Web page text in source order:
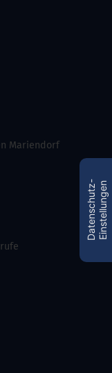
Mariendorf
D
a
t
e
n
s
c
h
u
t
z
-
E
i
n
s
t
e
l
l
u
n
g
en